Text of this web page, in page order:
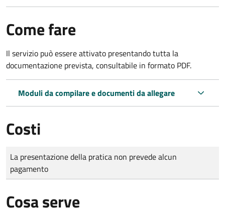
Come fare
Il servizio può essere attivato presentando tutta la
documentazione prevista, consultabile in formato PDF.
Moduli da compilare e documenti da allegare
Costi
Tipo di pagamento
Importo
La presentazione della pratica non prevede alcun
pagamento
Cosa serve